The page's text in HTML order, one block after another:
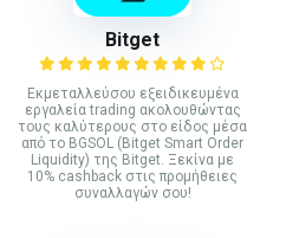
Bitget
Εκμεταλλεύσου εξειδικευμένα
εργαλεία trading ακολουθώντας
τους καλύτερους στο είδος μέσα
από το BGSOL (Bitget Smart Order
Liquidity) της Bitget. Ξεκίνα με
10% cashback στις προμήθειες
συναλλαγών σου!